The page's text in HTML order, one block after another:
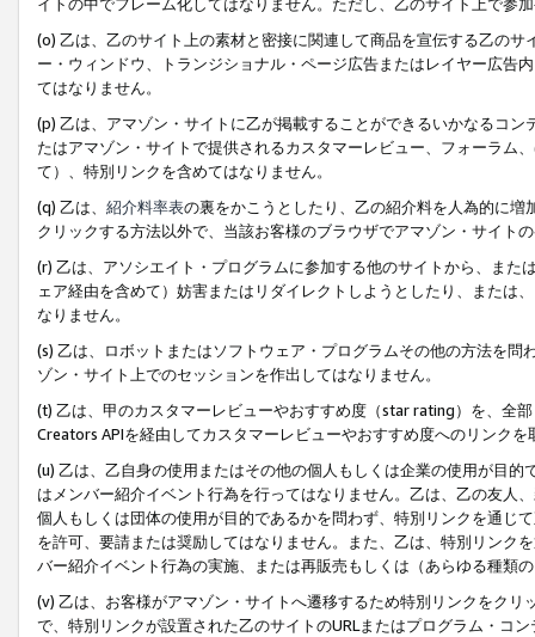
(o) 乙は、乙のサイト上の素材と密接に関連して商品を宣伝する乙の
ー・ウィンドウ、トランジショナル・ページ広告またはレイヤー広告
てはなりません。
(p) 乙は、アマゾン・サイトに乙が掲載することができるいかなるコ
たはアマゾン・サイトで提供されるカスタマーレビュー、フォーラム
て）、特別リンクを含めてはなりません。
(q) 乙は、 紹介料率表の裏をかこうとしたり、乙の紹介料を人為的に
クリックする方法以外で、当該お客様のブラウザでアマゾン・サイト
(r) 乙は、アソシエイト・プログラムに参加する他のサイトから、ま
ェア経由を含めて）妨害またはリダイレクトしようとしたり、または
なりません。
(s) 乙は、ロボットまたはソフトウェア・プログラムその他の方法を
ゾン・サイト上でのセッションを作出してはなりません。
(t) 乙は、甲のカスタマーレビューやおすすめ度（star rating）を、全
Creators APIを経由してカスタマーレビューやおすすめ度へのリンクを
(u) 乙は、乙自身の使用またはその他の個人もしくは企業の使用が目
はメンバー紹介イベント行為を行ってはなりません。乙は、乙の友人
個人もしくは団体の使用が目的であるかを問わず、特別リンクを通じ
を許可、要請または奨励してはなりません。また、乙は、特別リンク
バー紹介イベント行為の実施、または再販売もしくは（あらゆる種類
(v) 乙は、お客様がアマゾン・サイトへ遷移するため特別リンクをク
で、特別リンクが設置された乙のサイトのURLまたはプログラム・コ